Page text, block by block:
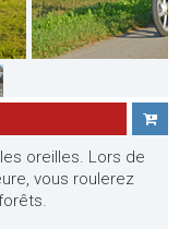
oreilles. Lors de
vous roulerez